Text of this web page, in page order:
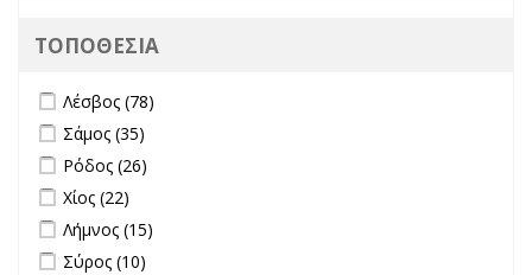
ΤΟΠΟΘΕΣΙΑ
Apply Λέσβος filter
Λέσβος (78)
Apply Σάμος filter
Σάμος (35)
Apply Ρόδος filter
Ρόδος (26)
Apply Χίος filter
Χίος (22)
Apply Λήμνος filter
Λήμνος (15)
Apply Σύρος filter
Σύρος (10)